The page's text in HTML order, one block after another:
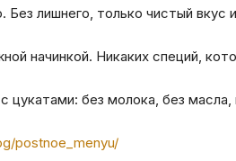
лишнего, только чистый вкус
начинкой. Никаких специй,
без молока, без
postnoe_menyu/